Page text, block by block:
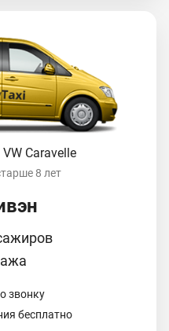
VW Caravelle
8 лет
звонку
бесплатно